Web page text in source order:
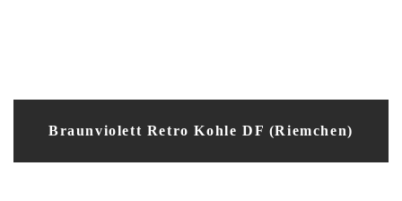
Braunviolett Retro Kohle DF (Riemchen)